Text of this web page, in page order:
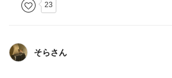
①気虚の改善：朝、きちんとお腹がす
夕食を控えめにして小腹がすいた位で
腹が鳴ることが目安。
23
そらさん